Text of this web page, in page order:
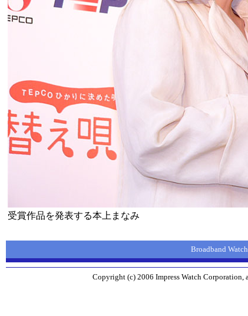
受賞作品を発表する本上まなみ
Broadband
Copyright (c) 2006 Impress Watch Corporation,